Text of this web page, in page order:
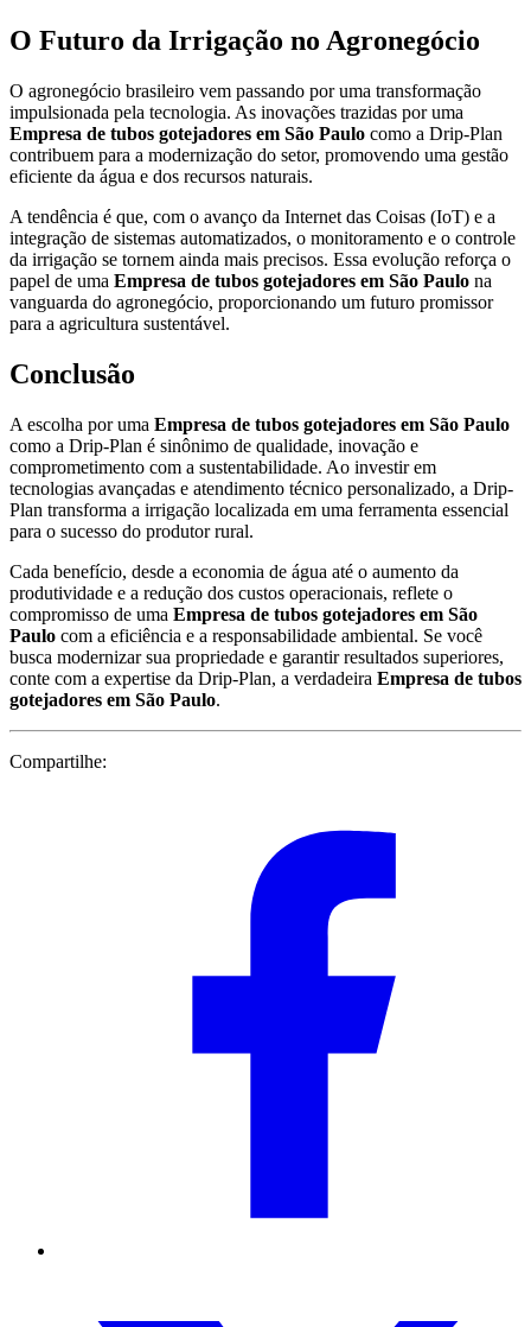
O Futuro da Irrigação no Agronegócio
O agronegócio brasileiro vem passando por uma transformação
impulsionada pela tecnologia. As inovações trazidas por uma
Empresa de tubos gotejadores em São Paulo como a Drip-Plan
contribuem para a modernização do setor, promovendo uma gestão
eficiente da água e dos recursos naturais.
A tendência é que, com o avanço da Internet das Coisas (IoT) e a
integração de sistemas automatizados, o monitoramento e o controle
da irrigação se tornem ainda mais precisos. Essa evolução reforça o
papel de uma Empresa de tubos gotejadores em São Paulo na
vanguarda do agronegócio, proporcionando um futuro promissor
para a agricultura sustentável.
Conclusão
A escolha por uma Empresa de tubos gotejadores em São Paulo
como a Drip-Plan é sinônimo de qualidade, inovação e
comprometimento com a sustentabilidade. Ao investir em
tecnologias avançadas e atendimento técnico personalizado, a Drip-
Plan transforma a irrigação localizada em uma ferramenta essencial
para o sucesso do produtor rural.
Cada benefício, desde a economia de água até o aumento da
produtividade e a redução dos custos operacionais, reflete o
compromisso de uma Empresa de tubos gotejadores em São
Paulo com a eficiência e a responsabilidade ambiental. Se você
busca modernizar sua propriedade e garantir resultados superiores,
conte com a expertise da Drip-Plan, a verdadeira Empresa de tubos
gotejadores em São Paulo.
Compartilhe: